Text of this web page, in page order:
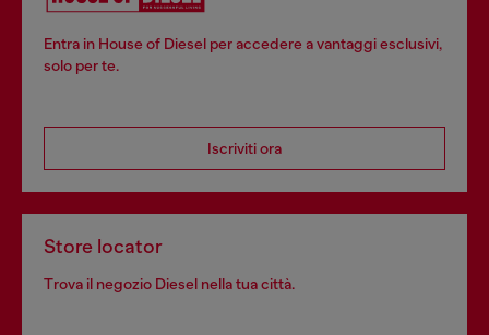
Entra in House of Diesel per accedere a vantaggi esclusivi,
solo per te.
Iscriviti ora
Store locator
Trova il negozio Diesel nella tua città.